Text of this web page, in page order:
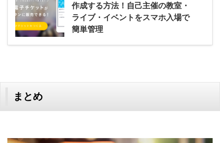
作成する方法！自己主催の教室・
ライブ・イベントをスマホ入場で
簡単管理
まとめ